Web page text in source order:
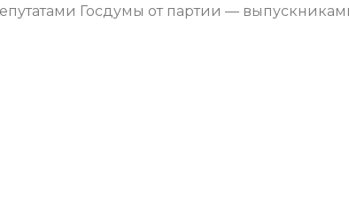
Госдумы от партии —